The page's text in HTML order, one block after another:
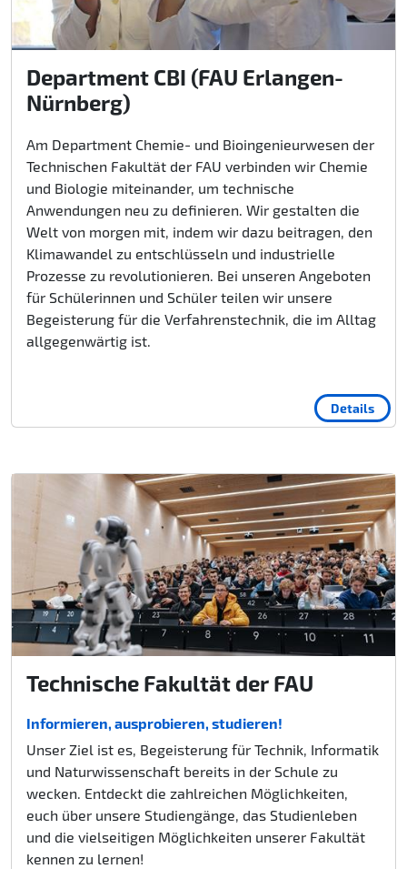
Department CBI (FAU Erlangen-
Nürnberg)
Am Department Chemie- und Bioingenieurwesen der
Technischen Fakultät der FAU verbinden wir Chemie
und Biologie miteinander, um technische
Anwendungen neu zu definieren. Wir gestalten die
Welt von morgen mit, indem wir dazu beitragen, den
Klimawandel zu entschlüsseln und industrielle
Prozesse zu revolutionieren. Bei unseren Angeboten
für Schülerinnen und Schüler teilen wir unsere
Begeisterung für die Verfahrenstechnik, die im Alltag
allgegenwärtig ist.
Details
Technische Fakultät der FAU
Informieren, ausprobieren, studieren!
Unser Ziel ist es, Begeisterung für Technik, Informatik
und Naturwissenschaft bereits in der Schule zu
wecken. Entdeckt die zahlreichen Möglichkeiten,
euch über unsere Studiengänge, das Studienleben
und die vielseitigen Möglichkeiten unserer Fakultät
kennen zu lernen!